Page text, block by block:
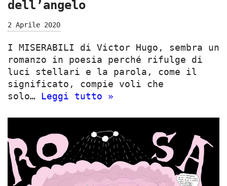
dell’angelo
2 Aprile 2020
I MISERABILI di Victor Hugo, sembra un
romanzo in poesia perché rifulge di
luci stellari e la parola, come il
significato, compie voli che
solo… Leggi tutto »